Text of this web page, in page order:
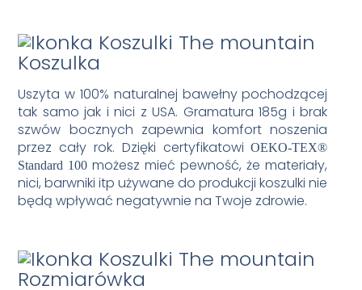
Koszulka
Uszyta w 100% naturalnej bawełny pochodzącej
tak samo jak i nici z USA. Gramatura 185g i brak
szwów bocznych zapewnia komfort noszenia
przez cały rok. Dzięki certyfikatowiOEKO-TEX®
Standard 100możesz mieć pewność, że materiały,
nici, barwniki itp używane do produkcji koszulki nie
będą wpływać negatywnie na Twoje zdrowie.
Rozmiarówka